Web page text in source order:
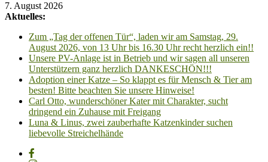
7. August 2026
Aktuelles:
Zum „Tag der offenen Tür“, laden wir am Samstag, 29.
August 2026, von 13 Uhr bis 16.30 Uhr recht herzlich ein!!
Unsere PV-Anlage ist in Betrieb und wir sagen all unseren
Unterstützern ganz herzlich DANKESCHÖN!!!
Adoption einer Katze – So klappt es für Mensch & Tier am
besten! Bitte beachten Sie unsere Hinweise!
Carl Otto, wunderschöner Kater mit Charakter, sucht
dringend ein Zuhause mit Freigang
Luna & Linus, zwei zauberhafte Katzenkinder suchen
liebevolle Streichelhände